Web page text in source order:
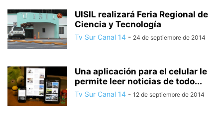
UISIL realizará Feria Regional de
Ciencia y Tecnología
Tv Sur Canal 14 - 24 de septiembre de 2014
Una aplicación para el celular le
permite leer noticias de todo...
Tv Sur Canal 14 - 12 de septiembre de 2014